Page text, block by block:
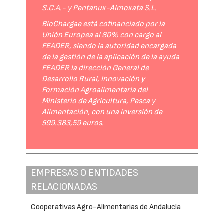
S.C.A.- y Pentanux-Almoxata S.L.
BioChargae está cofinanciado por la
Unión Europea al 80% con cargo al
FEADER, siendo la autoridad encargada
de la gestión de la aplicación de la ayuda
FEADER la dirección General de
Desarrollo Rural, Innovación y
Formación Agroalimentaria del
Ministerio de Agricultura, Pesca y
Alimentación, con una inversión de
599.383,59 euros.
EMPRESAS O ENTIDADES
RELACIONADAS
Cooperativas Agro-Alimentarias de Andalucía